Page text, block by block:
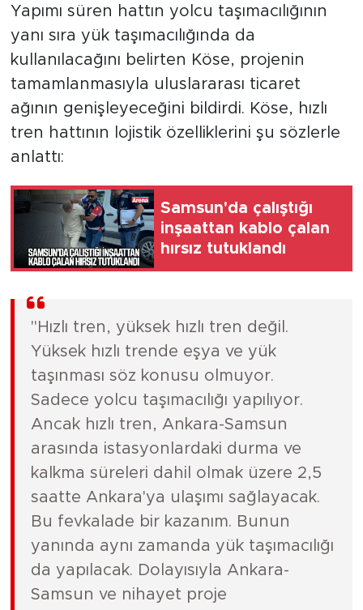
Yapımı süren hattın yolcu taşımacılığının
yanı sıra yük taşımacılığında da
kullanılacağını belirten Köse, projenin
tamamlanmasıyla uluslararası ticaret
ağının genişleyeceğini bildirdi. Köse, hızlı
tren hattının lojistik özelliklerini şu sözlerle
anlattı:
Samsun'da çalıştığı
inşaattan kablo çalan
hırsız tutuklandı
"Hızlı tren, yüksek hızlı tren değil.
Yüksek hızlı trende eşya ve yük
taşınması söz konusu olmuyor.
Sadece yolcu taşımacılığı yapılıyor.
Ancak hızlı tren, Ankara-Samsun
arasında istasyonlardaki durma ve
kalkma süreleri dahil olmak üzere 2,5
saatte Ankara'ya ulaşımı sağlayacak.
Bu fevkalade bir kazanım. Bunun
yanında aynı zamanda yük taşımacılığı
da yapılacak. Dolayısıyla Ankara-
Samsun ve nihayet proje